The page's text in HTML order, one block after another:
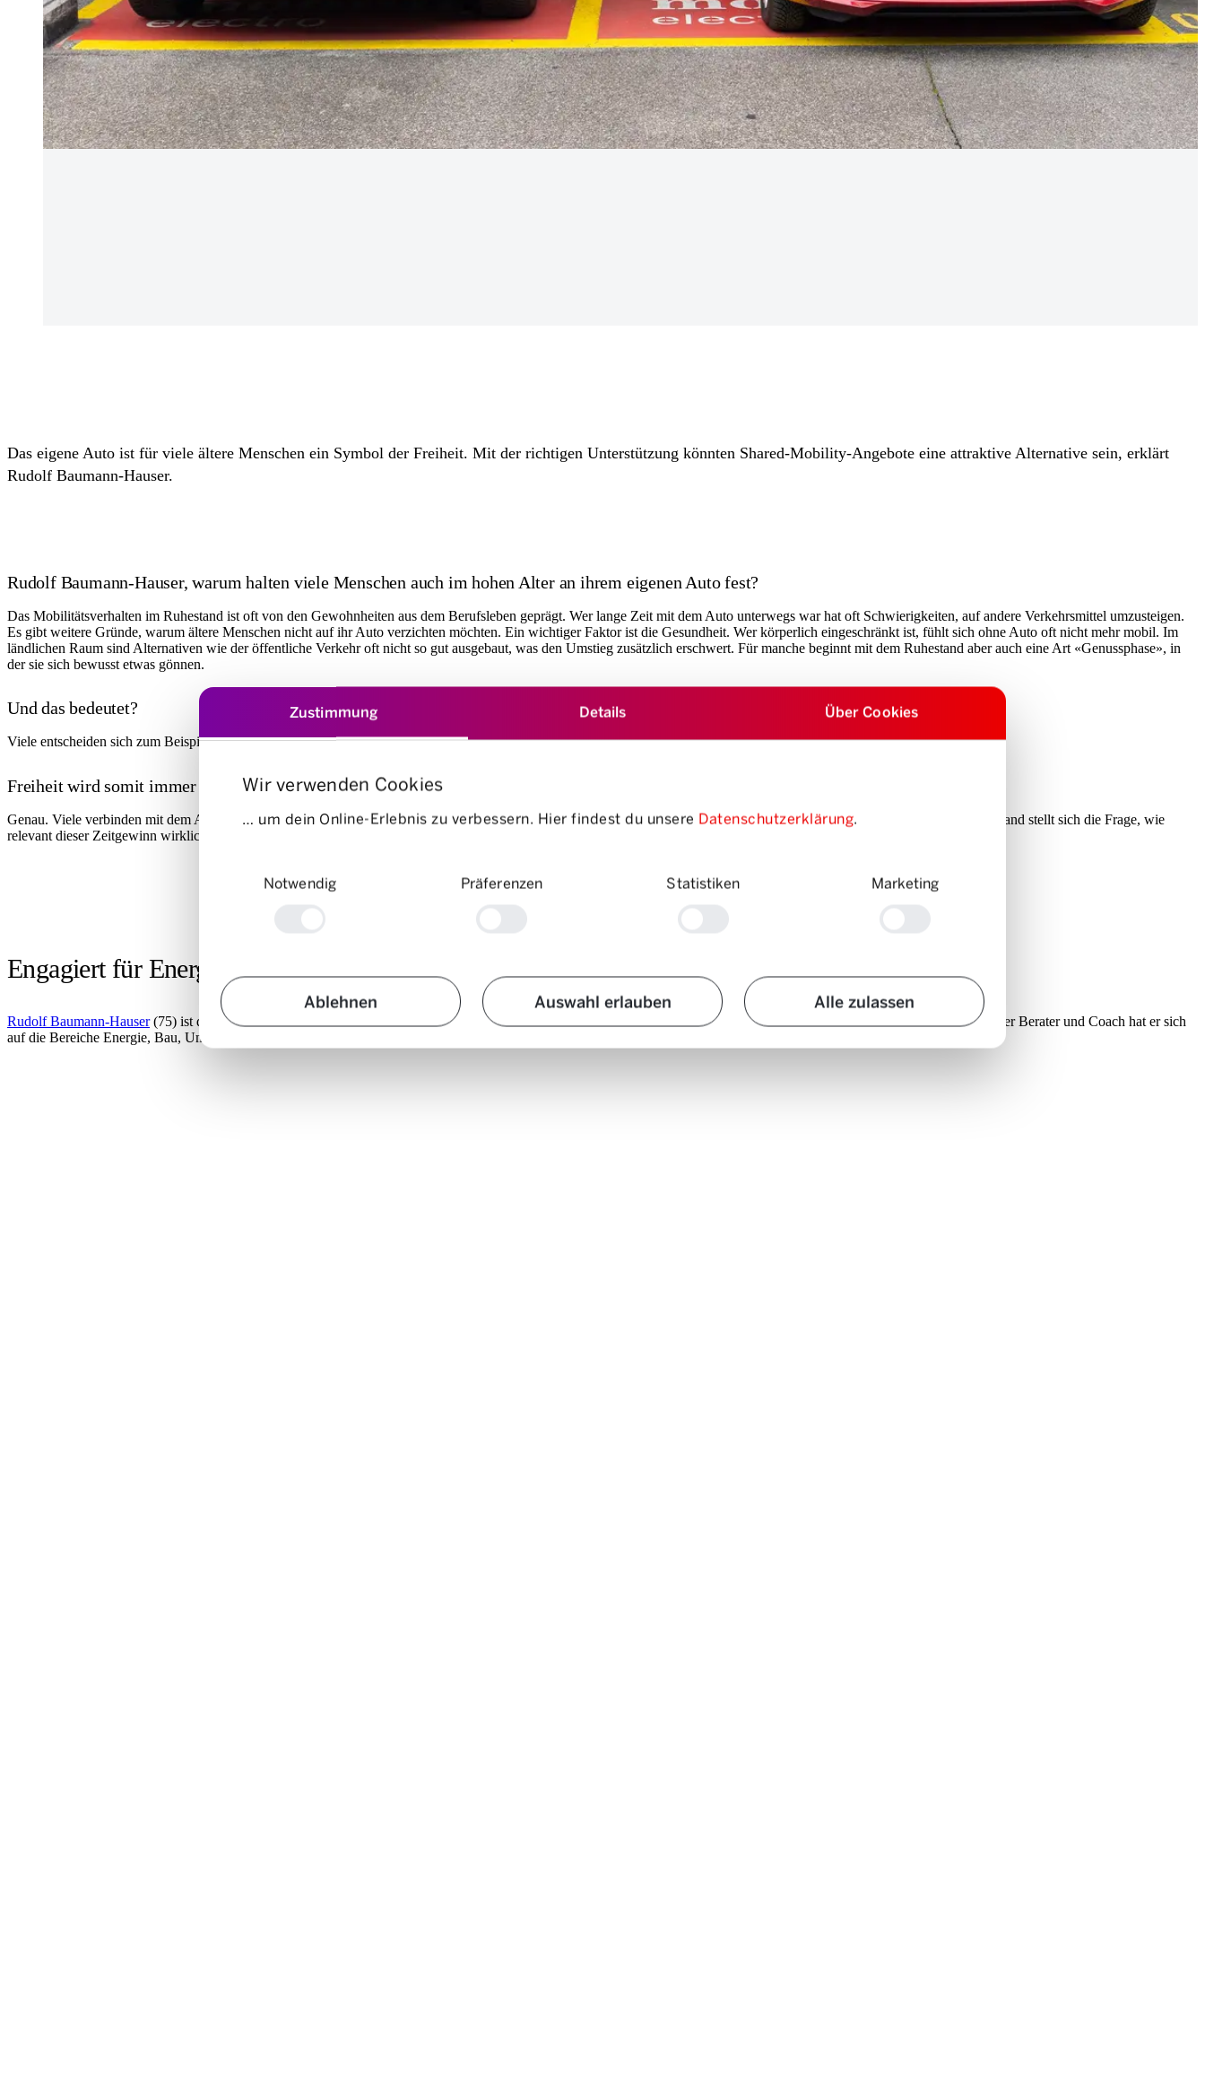
Zustimmung Details Über Cookies
Wir verwenden Cookies
… um dein Online-Erlebnis zu verbessern. Hier findest du unsere Datenschutzerklärung.
Notwendig
Präferenzen Statistiken Marketing
Ablehnen Auswahl erlauben Alle zulassen
Das eigene Auto ist für viele ältere Menschen ein Symbol der Freiheit. Mit der richtigen Unterstützung könnten Shared-Mobility-Angebote eine attraktive Alternative sein, erklärt
Rudolf Baumann-Hauser.
Rudolf Baumann-Hauser, warum halten viele Menschen auch im hohen Alter an ihrem eigenen Auto fest?
Das Mobilitätsverhalten im Ruhestand ist oft von den Gewohnheiten aus dem Berufsleben geprägt. Wer lange Zeit mit dem Auto unterwegs war hat oft Schwierigkeiten, auf andere Verkehrsmittel umzusteigen.
Es gibt weitere Gründe, warum ältere Menschen nicht auf ihr Auto verzichten möchten. Ein wichtiger Faktor ist die Gesundheit. Wer körperlich eingeschränkt ist, fühlt sich ohne Auto oft nicht mehr mobil. Im
ländlichen Raum sind Alternativen wie der öffentliche Verkehr oft nicht so gut ausgebaut, was den Umstieg zusätzlich erschwert. Für manche beginnt mit dem Ruhestand aber auch eine Art «Genussphase», in
der sie sich bewusst etwas gönnen.
Und das bedeutet?
Viele entscheiden sich zum Beispiel für ein sportlicheres Auto oder kaufen sich ein Wohnmobil, um Reisen zu geniessen, die sie im Berufsalltag nicht machen konnten.
Freiheit wird somit immer noch oft mit dem Besitz eines eigenen Fahrzeugs assoziiert.
Genau. Viele verbinden mit dem Auto die Freiheit, spontan und unabhängig zu sein, ohne auf Fahrpläne oder Mietfahrzeuge angewiesen zu sein. Doch bei Menschen im Ruhestand stellt sich die Frage, wie
relevant dieser Zeitgewinn wirklich ist, da sie keine beruflichen Verpflichtungen mehr haben.
Engagiert für Energie, Bau, Umwelt und Mobilität
Rudolf Baumann-Hauser(75) ist diplomierter Bauingenieur mit über 50 Jahren Berufserfahrung. Als früherer Leiter des Fachbereichs Energie des Kantons Luzern, selbstständiger Berater und Coach hat er sich
auf die Bereiche Energie, Bau, Umwelt und Mobilität spezialisiert und Heute berät er ehrenamtlich Organisationen, Firmen und Interessierte zu diesen Themen.